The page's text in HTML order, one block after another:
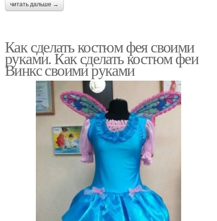
читать дальше →
Как сделать костюм фея своими
руками. Как сделать костюм феи
Винкс своими руками